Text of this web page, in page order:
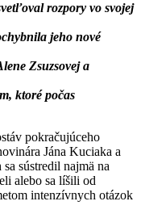
rozpory vo svojej
jeho nové
Zsuzsovej a
ktoré počas
pokračujúceho
Jána Kuciaka a
sústredil najmä na
alebo sa líšili od
intenzívnych otázok